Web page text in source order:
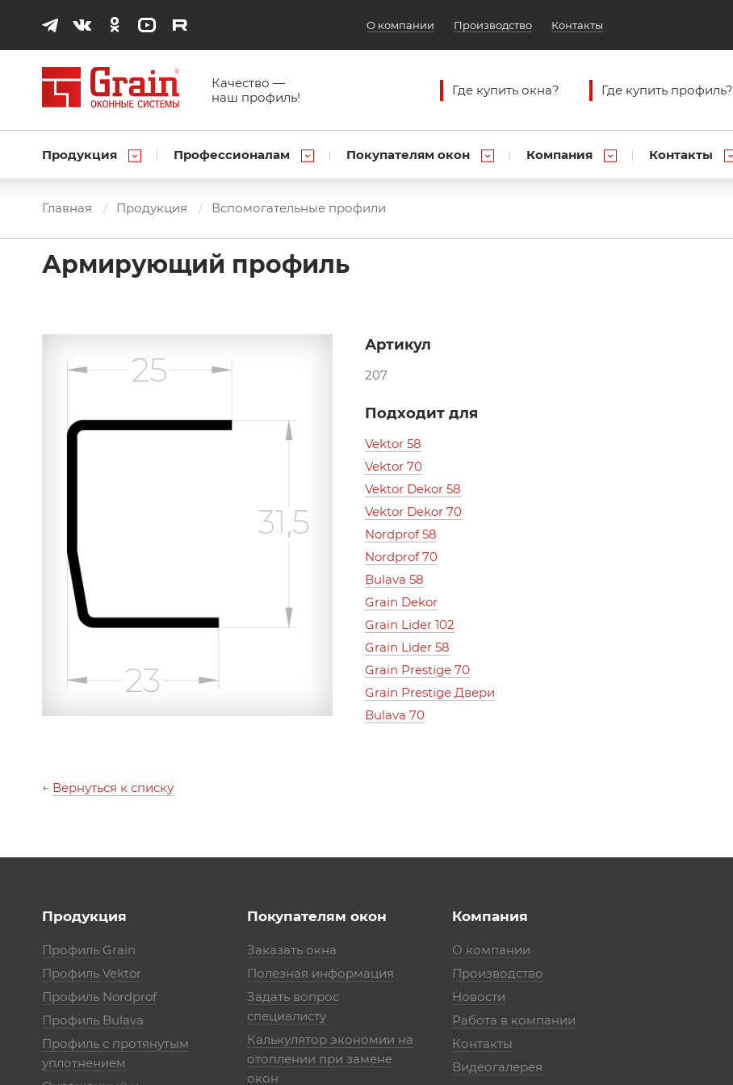
О компании Производство Контакты
Качество —
наш профиль!
Где купить окна? Где купить профиль?
Продукция Профессионалам Покупателям окон Компания Контакты
Главная Продукция Вспомогательные профили
Армирующий профиль
Артикул
207
Подходит для
Vektor 58
Vektor 70
Vektor Dekor 58
Vektor Dekor 70
Nordprof 58
Nordprof 70
Bulava 58
Grain Dekor
Grain Lider 102
Grain Lider 58
Grain Prestige 70
Grain Prestige Двери
Bulava 70
← Вернуться к списку
Продукция
Профиль Grain
Профиль Vektor
Профиль Nordprof
Профиль Bulava
Профиль с протянутым
уплотнением
Покупателям окон
Заказать окна
Полезная информация
Задать вопрос
специалисту
Калькулятор экономии на
отоплении при замене
окон
Компания
О компании
Производство
Новости
Работа в компании
Контакты
Видеогалерея